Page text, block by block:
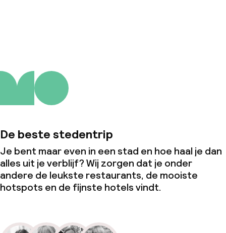
De beste stedentrip
Je bent maar even in een stad en hoe haal je dan
alles uit je verblijf? Wij zorgen dat je onder
andere de leukste restaurants, de mooiste
hotspots en de fijnste hotels vindt.